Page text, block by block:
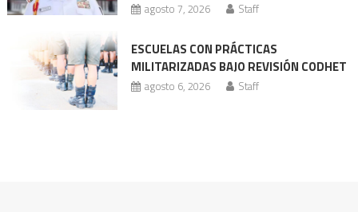
agosto 7, 2026 Staff
ESCUELAS CON PRÁCTICAS
MILITARIZADAS BAJO REVISIÓN CODHET
agosto 6, 2026 Staff